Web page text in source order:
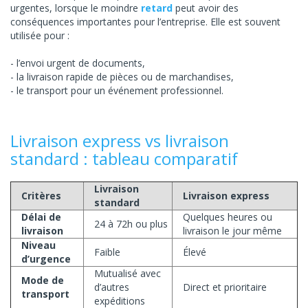
urgentes, lorsque le moindre retard peut avoir des
conséquences importantes pour l’entreprise. Elle est souvent
utilisée pour :
l’envoi urgent de documents,
la livraison rapide de pièces ou de marchandises,
le transport pour un événement professionnel.
Livraison express vs livraison
standard : tableau comparatif
Critères
Livraison
standard
Livraison express
Délai de
livraison
24 à 72h ou plus
Quelques heures ou
livraison le jour même
Niveau
d’urgence
Faible Élevé
Mode de
transport
Mutualisé avec
d’autres
expéditions
Direct et prioritaire